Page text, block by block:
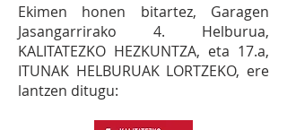
Ekimen honen bitartez, Garagen
Jasangarrirako 4. Helburua,
KALITATEZKO HEZKUNTZA, eta 17.a,
ITUNAK HELBURUAK LORTZEKO, ere
lantzen ditugu: